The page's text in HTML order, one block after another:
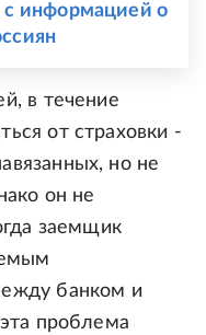
с информацией о
в течение
от страховки -
но не
он не
заемщик
банком и
проблема